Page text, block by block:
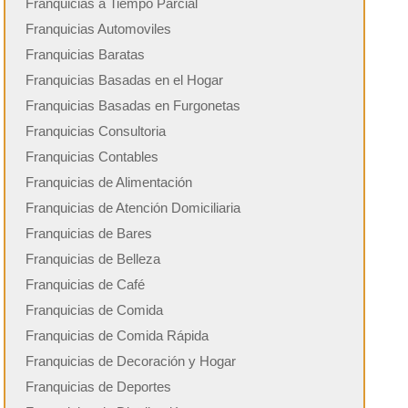
Franquicias Automoviles
Franquicias Baratas
Franquicias Basadas en el Hogar
Franquicias Basadas en Furgonetas
Franquicias Consultoria
Franquicias Contables
Franquicias de Alimentación
Franquicias de Atención Domiciliaria
Franquicias de Bares
Franquicias de Belleza
Franquicias de Café
Franquicias de Comida
Franquicias de Comida Rápida
Franquicias de Decoración y Hogar
Franquicias de Deportes